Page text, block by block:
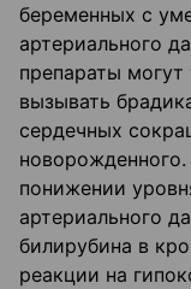
беременных с
артериального
препараты могут
вызывать
сердечных
понижении
артериального
билирубина в
реакции на